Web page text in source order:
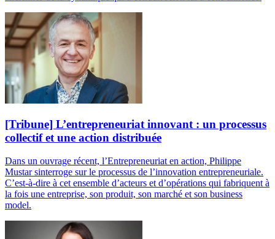
[Tribune] L’entrepreneuriat innovant : un processus
collectif et une action distribuée
Dans un ouvrage récent, l’Entrepreneuriat en action, Philippe
Mustar sinterroge sur le processus de l’innovation entrepreneuriale.
C’est-à-dire à cet ensemble d’acteurs et d’opérations qui fabriquent à
la fois une entreprise, son produit, son marché et son business
model.